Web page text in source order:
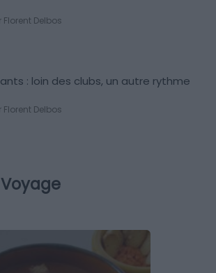
Delbos
: loin des clubs, un autre rythme
Delbos